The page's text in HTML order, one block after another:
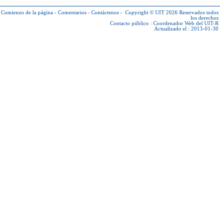
Comienzo de la página - Comentarios - Contáctenos - Copyright © UIT 2026 Reservados todos
los derechos
Contacto público : Coordenador Web del UIT-R
Actualizado el : 2013-01-30